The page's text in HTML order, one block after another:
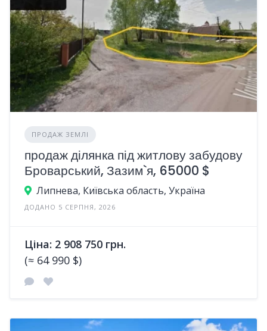
ПРОДАЖ ЗЕМЛІ
продаж ділянка під житлову забудову
Броварський, Зазим`я, 65000 $
Липнева, Київська область, Україна
ДОДАНО 5 СЕРПНЯ, 2026
Ціна: 2 908 750 грн.
(≈ 64 990 $)